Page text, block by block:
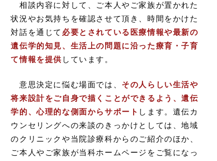
相談内容に対して、ご本人やご家族が置かれた
状況やお気持ちを確認させて頂き、時間をかけた
対話を通じて 必要とされている医療情報や最新の
遺伝学的知見、生活上の問題に沿った療育・子育
て情報を提供 しています。
意思決定に悩む場面では、 その人らしい生活や
将来設計をご自身で描くことができるよう、遺伝
学的、心理的な側面からサポート します。遺伝カ
ウンセリングへの来談のきっかけとしては、地域
のクリニックや当院診療科からのご紹介のほか、
ご本人やご家族が当科ホームページをご覧になっ